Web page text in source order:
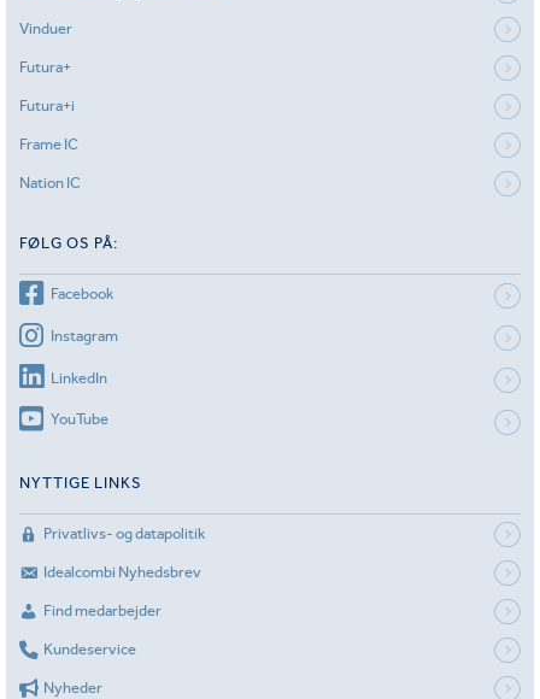
Vinduer
Futura+
Futura+i
Frame IC
Nation IC
FØLG OS PÅ:
Facebook
Instagram
LinkedIn
YouTube
NYTTIGE LINKS
Privatlivs- og datapolitik
Idealcombi Nyhedsbrev
Find medarbejder
Kundeservice
Nyheder